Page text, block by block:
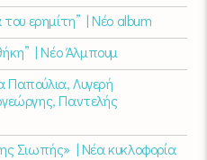
ερημίτη” | Νέο album
| Νέο Άλμπουμ
Παπούλια, Λυγερή
Παντελής
Σιωπής» | Νέα κυκλοφορία